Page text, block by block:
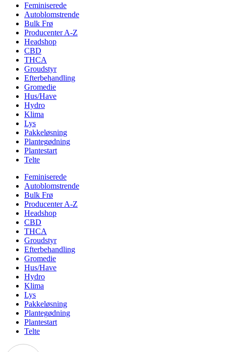
Feminiserede
Autoblomstrende
Bulk Frø
Producenter A-Z
Headshop
CBD
THCA
Groudstyr
Efterbehandling
Gromedie
Hus/Have
Hydro
Klima
Lys
Pakkeløsning
Plantegødning
Plantestart
Telte
Feminiserede
Autoblomstrende
Bulk Frø
Producenter A-Z
Headshop
CBD
THCA
Groudstyr
Efterbehandling
Gromedie
Hus/Have
Hydro
Klima
Lys
Pakkeløsning
Plantegødning
Plantestart
Telte